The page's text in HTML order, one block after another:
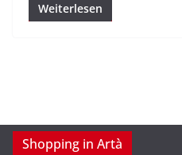
Weiterlesen
Shopping in Artà